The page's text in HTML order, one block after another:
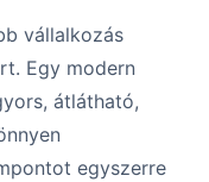
vállalkozás
Egy modern
átlátható,
egyszerre